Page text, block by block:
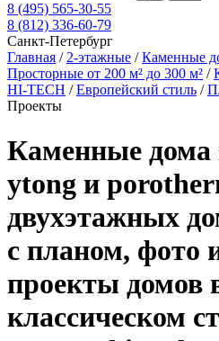
8 (495) 565-30-55
8 (812) 336-60-79
Санкт-Петербург
Главная / 2-этажные /Каменные
Просторные от 200 м² до 300 м² /
HI-TECH /Европейский стиль /
Проекты
Каменные дома
ytong и
двухэтажных
с планом, фото
проекты домов
классическом